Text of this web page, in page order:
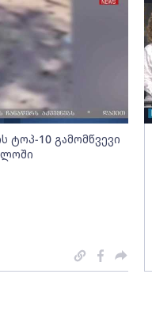
ტოპ-10 გამომწვევი